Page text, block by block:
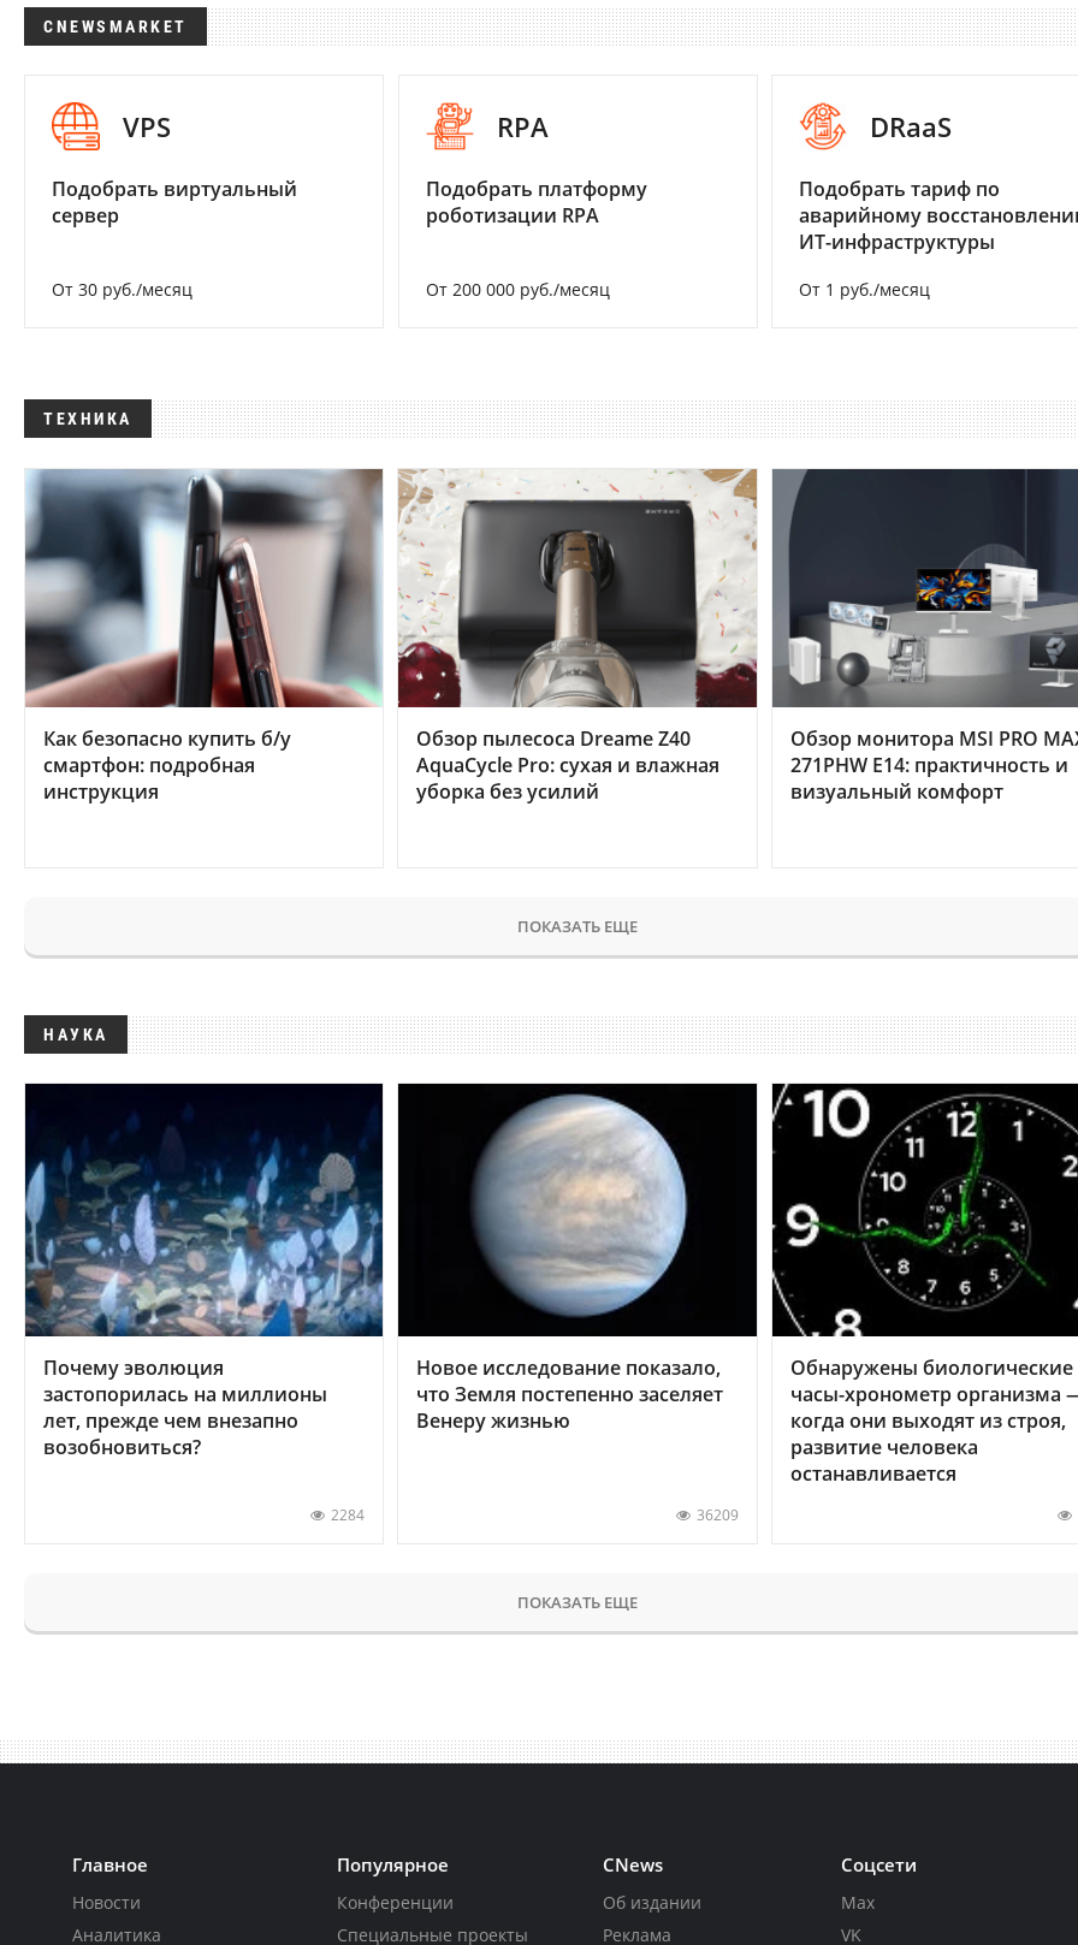
CNEWSMARKET
VPS
Подобрать виртуальный
сервер
От 30 руб./месяц
RPA
Подобрать платформу
роботизации RPA
От 200 000 руб./месяц
DRaaS
Подобрать тариф по
аварийному
ИТ-инфраструктуры
От 1 руб./месяц
ТЕХНИКА
Как безопасно купить б/у
смартфон: подробная
инструкция
Обзор пылесоса Dreame Z40
AquaCycle Pro: сухая и влажная
уборка без усилий
Обзор монитора MSI PRO
271PHW E14: практичность и
визуальный комфорт
ПОКАЗАТЬ ЕЩЕ
НАУКА
Почему эволюция
застопорилась на миллионы
лет, прежде чем внезапно
возобновиться?
2284
Новое исследование показало,
что Земля постепенно заселяет
Венеру жизнью
36209
Обнаружены биологические
часы-хронометр организма
когда они выходят из строя,
развитие человека
останавливается
ПОКАЗАТЬ ЕЩЕ
Главное
Новости
Аналитика
Популярное
Конференции
Специальные проекты
CNews
Об издании
Реклама
Соцсети
Max
VK